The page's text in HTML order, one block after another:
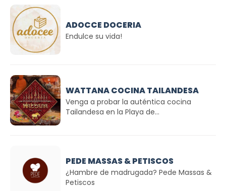
ADOCCE DOCERIA
Endulce su vida!
WATTANA COCINA TAILANDESA
Venga a probar la auténtica cocina
Tailandesa en la Playa de...
PEDE MASSAS & PETISCOS
¿Hambre de madrugada? Pede Massas &
Petiscos